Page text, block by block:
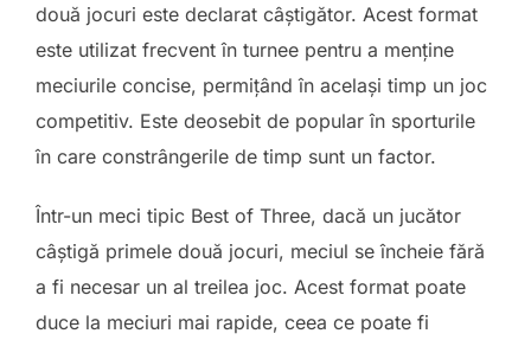
două jocuri este declarat câștigător. Acest format
este utilizat frecvent în turnee pentru a menține
meciurile concise, permițând în același timp un joc
competitiv. Este deosebit de popular în sporturile
în care constrângerile de timp sunt un factor.
Într-un meci tipic Best of Three, dacă un jucător
câștigă primele două jocuri, meciul se încheie fără
a fi necesar un al treilea joc. Acest format poate
duce la meciuri mai rapide, ceea ce poate fi